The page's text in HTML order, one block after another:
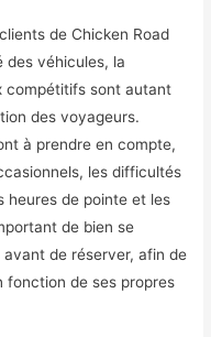
de Chicken Road
des véhicules, la
compétitifs sont autant
des voyageurs.
à prendre en compte,
les difficultés
heures de pointe et les
de bien se
de réserver, afin de
fonction de ses propres